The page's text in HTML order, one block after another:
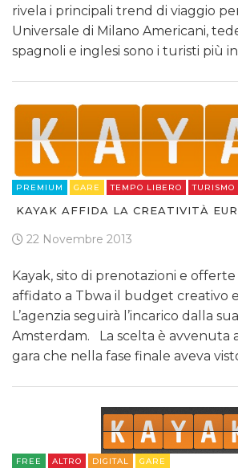
rivela i principali trend di viaggio
Universale di Milano Americani,
spagnoli e inglesi sono i turisti più
PREMIUM GARE TEMPO LIBERO TURISMO
KAYAK AFFIDA LA CREATIVITÀ
22 Novembre 2013
Kayak, sito di prenotazioni e
affidato a Tbwa il budget creativo
L’agenzia seguirà l’incarico dalla
Amsterdam. La scelta è avvenuta
gara che nella fase finale aveva
FREE ALTRO DIGITAL GARE